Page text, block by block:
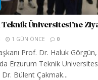
Teknik Üniversitesi’ne
1 GÜN ÖNCE 0
Prof. Dr. Haluk
Erzurum Teknik
Bülent Çakmak...